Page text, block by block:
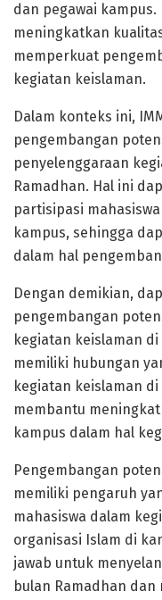
dan pegawai
meningkatkan
memperkuat
kegiatan keislaman.
Dalam konteks ini,
pengembangan
penyelenggaraan
Ramadhan. Hal ini
partisipasi
kampus, sehingga
dalam hal
Dengan demikian,
pengembangan
kegiatan keislaman
memiliki hubungan
kegiatan keislaman
membantu
kampus dalam hal
Pengembangan
memiliki pengaruh
mahasiswa dalam
organisasi Islam di
jawab untuk
bulan Ramadhan